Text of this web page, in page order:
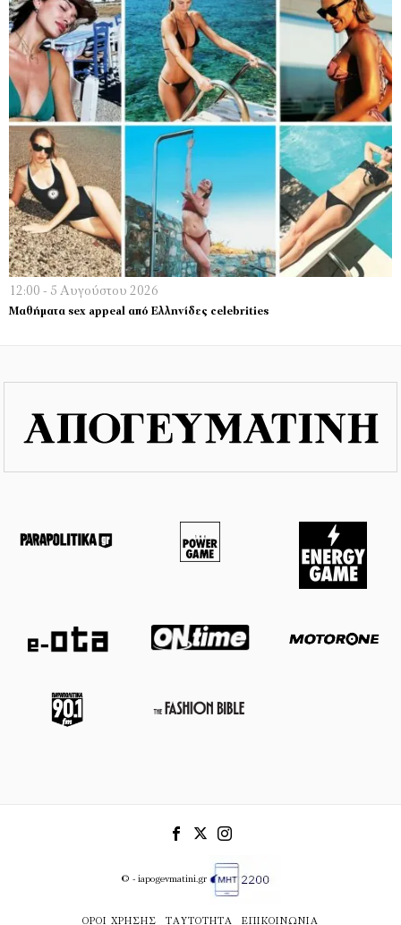
12:00 - 5 Αυγούστου 2026
Μαθήματα sex appeal από Ελληνίδες celebrities
© - iapogevmatini.gr
ΌΡΟΙ ΧΡΉΣΗΣ ΤΑΥΤΌΤΗΤΑ ΕΠΙΚΟΙΝΩΝΊΑ